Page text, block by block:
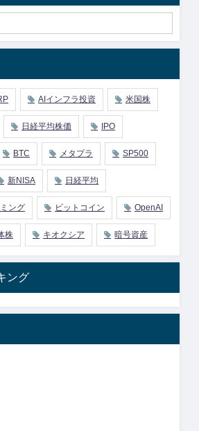
AIインフラ投資 米国株
日経平均株価 IPO
BTC メタプラ SP500
新NISA 日経平均
ング ビットコイン OpenAI
株 キオクシア 暗号資産
ング